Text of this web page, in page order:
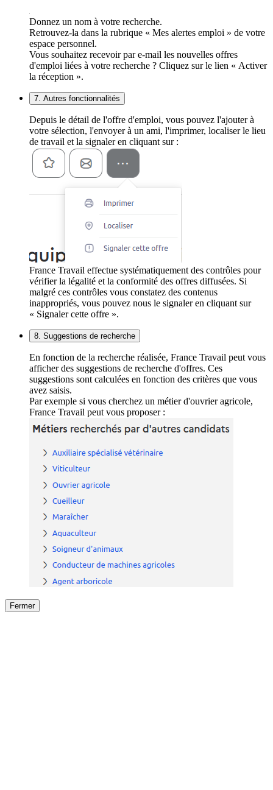
Donnez un nom à votre recherche.
Retrouvez-la dans la rubrique « Mes alertes emploi » de votre
espace personnel.
Vous souhaitez recevoir par e-mail les nouvelles offres
d'emploi liées à votre recherche ? Cliquez sur le lien « Activer
la réception ».
7. Autres fonctionnalités
Depuis le détail de l'offre d'emploi, vous pouvez l'ajouter à
votre sélection, l'envoyer à un ami, l'imprimer, localiser le lieu
de travail et la signaler en cliquant sur :
France Travail effectue systématiquement des contrôles pour
vérifier la légalité et la conformité des offres diffusées. Si
malgré ces contrôles vous constatez des contenus
inappropriés, vous pouvez nous le signaler en cliquant sur
« Signaler cette offre ».
8. Suggestions de recherche
En fonction de la recherche réalisée, France Travail peut vous
afficher des suggestions de recherche d'offres. Ces
suggestions sont calculées en fonction des critères que vous
avez saisis.
Par exemple si vous cherchez un métier d'ouvrier agricole,
France Travail peut vous proposer :
Fermer